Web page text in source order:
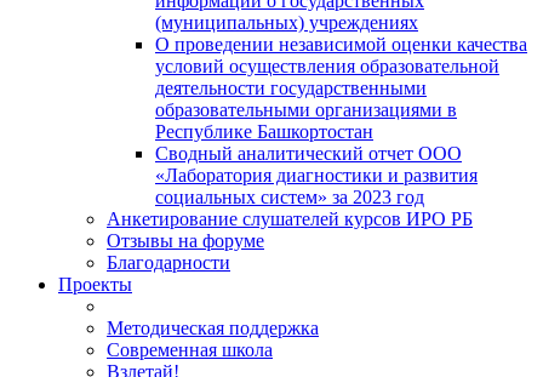
(муниципальных) учреждениях
О проведении независимой оценки качества
условий осуществления образовательной
деятельности государственными
образовательными организациями в
Республике Башкортостан
Сводный аналитический отчет ООО
«Лаборатория диагностики и развития
социальных систем» за 2023 год
Анкетирование слушателей курсов ИРО РБ
Отзывы на форуме
Благодарности
Проекты
Методическая поддержка
Современная школа
Взлетай!